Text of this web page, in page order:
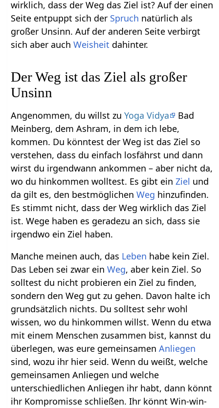
wirklich, dass der Weg das Ziel ist? Auf der einen
Seite entpuppt sich der Spruch natürlich als
großer Unsinn. Auf der anderen Seite verbirgt
sich aber auchWeisheit dahinter.
Der Weg ist das Ziel als großer
Unsinn
Angenommen, du willst zuYoga Vidya
Bad
Meinberg, dem Ashram, in dem ich lebe,
kommen. Du könntest der Weg ist das Ziel so
verstehen, dass du einfach losfährst und dann
wirst du irgendwann ankommen – aber nicht da,
wo du hinkommen wolltest. Es gibt einZiel und
da gilt es, den bestmöglichenWeg hinzufinden.
Es stimmt nicht, dass der Weg wirklich das Ziel
ist. Wege haben es geradezu an sich, dass sie
irgendwo ein Ziel haben.
Manche meinen auch, das Leben habe kein Ziel.
Das Leben sei zwar einWeg, aber kein Ziel. So
solltest du nicht probieren ein Ziel zu finden,
sondern den Weg gut zu gehen. Davon halte ich
grundsätzlich nichts. Du solltest sehr wohl
wissen, wo du hinkommen willst. Wenn du etwa
mit einem Menschen zusammen bist, kannst du
überlegen, was eure gemeinsamenAnliegen
sind, wozu ihr hier seid. Wenn du weißt, welche
gemeinsamen Anliegen und welche
unterschiedlichen Anliegen ihr habt, dann könnt
ihr Kompromisse schließen. Ihr könnt Win-win-